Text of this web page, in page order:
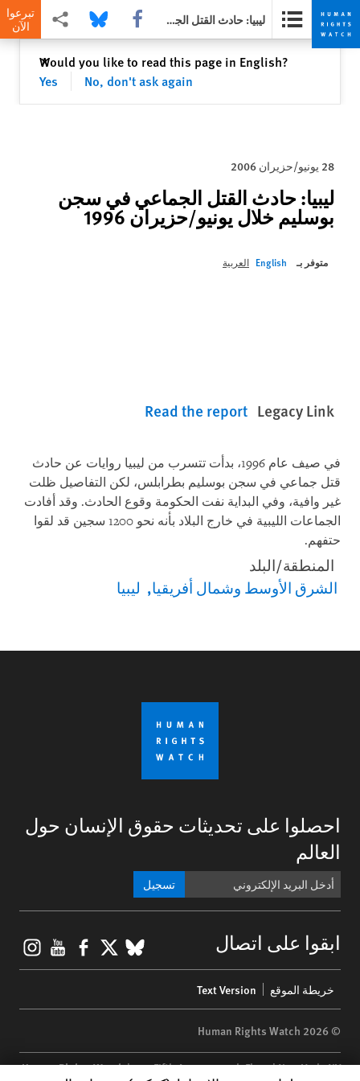
Skip
privacy
Skip
content
ليبيا: حادث القتل الجماعي في سجن بوسليم خلال يونيو/حزيران 1996 Share this via Facebook
Share this via Bluesky
Share this via مشاركة
تبرعوا
الآن
Would you like to read this page in English?
Yes
No, don't ask again
✕إغلاق
28 يونيو/حزيران 2006
ليبيا: حادث القتل الجماعي في سجن
بوسليم خلال يونيو/حزيران 1996
متوفر بـ English العربية
Legacy Link
Read the report
في صيف عام 1996، بدأت تتسرب من ليبيا روايات عن حادث
قتل جماعي في سجن بوسليم بطرابلس، لكن التفاصيل ظلت
غير وافية، وفي البداية نفت الحكومة وقوع الحادث. وقد أفادت
الجماعات الليبية في خارج البلاد بأنه نحو 1200 سجين قد لقوا
حتفهم.
المنطقة/البلد
الشرق الأوسط وشمال أفريقيا
ليبيا
احصلوا على تحديثات حقوق الإنسان حول
العالم
تسجيل
ابقوا على اتصال BlueSky
X
menu
خريطة الموقع Text Version
© 2026 Human Rights Watch
Human Rights Watch| 350 Fifth Avenue, 34th Floor | New York,NY